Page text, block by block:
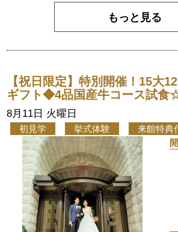
もっと見る
【祝日限定】特別開催！15大
ギフト◆4品国産牛コース試
8月11日 火曜日
初見学 挙式体験 来館特典